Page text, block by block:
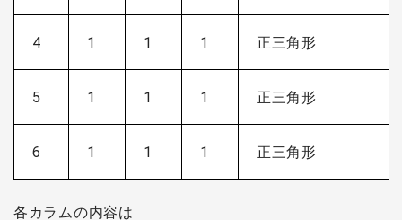
4 1 1 1 正三角形
5 1 1 1 正三角形
6 1 1 1 正三角形
各カラムの内容は